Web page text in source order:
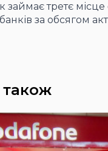
займає третє
за обсягом
також